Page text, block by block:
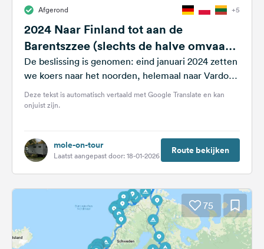
Afgerond +5
2024 Naar Finland tot aan de
Barentszzee (slechts de halve omvaart
van de Oostzee)
De beslissing is genomen: eind januari 2024 zetten
we koers naar het noorden, helemaal naar Vardo
aan de Barentszzee. Het noorden...
Deze tekst is automatisch vertaald met Google Translate en kan
onjuist zijn.
mole-on-tour
Laatst aangepast door: 18-01-2026 Route bekijken
75